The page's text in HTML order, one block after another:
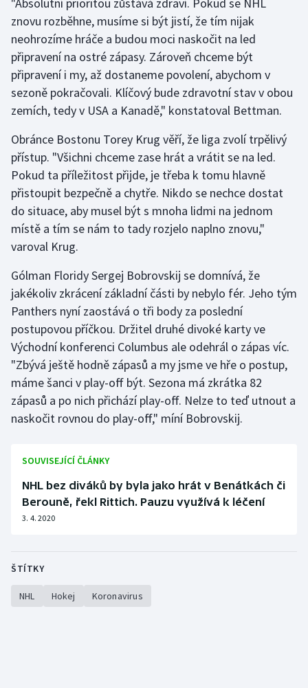
Short track
Sportovní střelba
Stolní tenis
Triatlon
Veslování
Vodní slalom
Volejbal
Ostatní
"Absolutní prioritou zůstává zdraví. Pokud se NHL
znovu rozběhne, musíme si být jistí, že tím nijak
neohrozíme hráče a budou moci naskočit na led
připravení na ostré zápasy. Zároveň chceme být
připravení i my, až dostaneme povolení, abychom v
sezoně pokračovali. Klíčový bude zdravotní stav v obou
zemích, tedy v USA a Kanadě," konstatoval Bettman.
Obránce Bostonu Torey Krug věří, že liga zvolí trpělivý
přístup. "Všichni chceme zase hrát a vrátit se na led.
Pokud ta příležitost přijde, je třeba k tomu hlavně
přistoupit bezpečně a chytře. Nikdo se nechce dostat
do situace, aby musel být s mnoha lidmi na jednom
místě a tím se nám to tady rozjelo naplno znovu,"
varoval Krug.
Gólman Floridy Sergej Bobrovskij se domnívá, že
jakékoliv zkrácení základní části by nebylo fér. Jeho tým
Panthers nyní zaostává o tři body za poslední
postupovou příčkou. Držitel druhé divoké karty ve
Východní konferenci Columbus ale odehrál o zápas víc.
"Zbývá ještě hodně zápasů a my jsme ve hře o postup,
máme šanci v play-off být. Sezona má zkrátka 82
zápasů a po nich přichází play-off. Nelze to teď utnout a
naskočit rovnou do play-off," míní Bobrovskij.
SOUVISEJÍCÍ ČLÁNKY
NHL bez diváků by byla jako hrát v Benátkách či
Berouně, řekl Rittich. Pauzu využívá k léčení
3. 4. 2020
ŠTÍTKY
NHL Hokej Koronavirus